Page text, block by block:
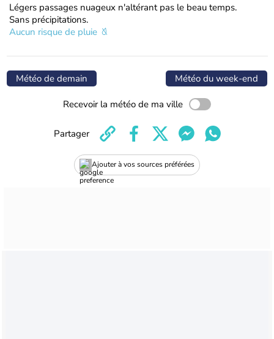
Légers passages nuageux n'altérant pas le beau temps.
Sans précipitations.
Aucun risque de pluie
Météo de demain Météo du week-end
Recevoir la météo de ma ville
Ajouter à vos sources préférées
Partager